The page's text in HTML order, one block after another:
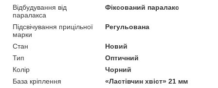
Відбудування від
паралакса
Фіксований паралакс
Підсвічування прицільної
марки
Регульована
Стан
Новий
Тип
Оптичний
Колір
Чорний
База кріплення
«Ластівчин хвіст» 21 мм